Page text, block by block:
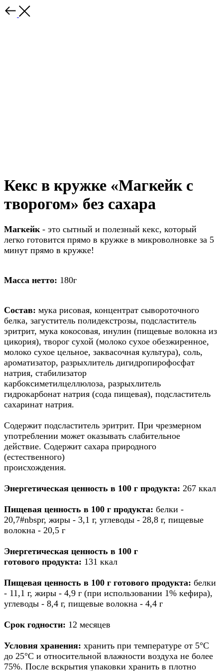
Кекс в кружке «Магкейк с
творогом» без сахара
Магкейк - это сытный и полезный кекс, который
легко готовится прямо в кружке в микроволновке за 5
минут прямо в кружке!
Масса нетто: 180г
Состав: мука рисовая, концентрат сывороточного
белка, загуститель полидекстрозы, подсластитель
эритрит, мука кокосовая, инулин (пищевые волокна из
цикория), творог сухой (молоко сухое обезжиренное,
молоко сухое цельное, заквасочная культура), соль,
ароматизатор, разрыхлитель дигидропирофосфат
натрия, стабилизатор
карбоксиметилцеллюлоза, разрыхлитель
гидрокарбонат натрия (сода пищевая), подсластитель
сахаринат натрия.
Содержит подсластитель эритрит. При чрезмерном
употреблении может оказывать слабительное
действие. Содержит сахара природного
(естественного)
происхождения.
Энергетическая ценность в 100 г продукта: 267 ккал
Пищевая ценность в 100 г продукта: белки -
20,7#nbspг, жиры - 3,1 г, углеводы - 28,8 г, пищевые
волокна - 20,5 г
Энергетическая ценность в 100 г
готового продукта: 131 ккал
Пищевая ценность в 100 г готового продукта: белки
- 11,1 г, жиры - 4,9 г (при использовании 1% кефира),
углеводы - 8,4 г, пищевые волокна - 4,4 г
Срок годности: 12 месяцев
Условия хранения: хранить при температуре от 5°С
до 25°С и относительной влажности воздуха не более
75%. После вскрытия упаковки хранить в плотно